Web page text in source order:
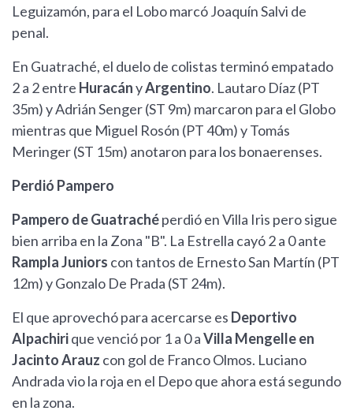
Leguizamón, para el Lobo marcó Joaquín Salvi de
penal.
En Guatraché, el duelo de colistas terminó empatado
2 a 2 entre HuracányArgentino. Lautaro Díaz (PT
35m) y Adrián Senger (ST 9m) marcaron para el Globo
mientras que Miguel Rosón (PT 40m) y Tomás
Meringer (ST 15m) anotaron para los bonaerenses.
Perdió Pampero
Pampero de Guatrachéperdió en Villa Iris pero sigue
bien arriba en la Zona "B". La Estrella cayó 2 a 0 ante
Rampla Juniors con tantos de Ernesto San Martín (PT
12m) y Gonzalo De Prada (ST 24m).
El que aprovechó para acercarse es Deportivo
Alpachirique venció por 1 a 0 aVilla Mengelle en
Jacinto Arauz con gol de Franco Olmos. Luciano
Andrada vio la roja en el Depo que ahora está segundo
en la zona.